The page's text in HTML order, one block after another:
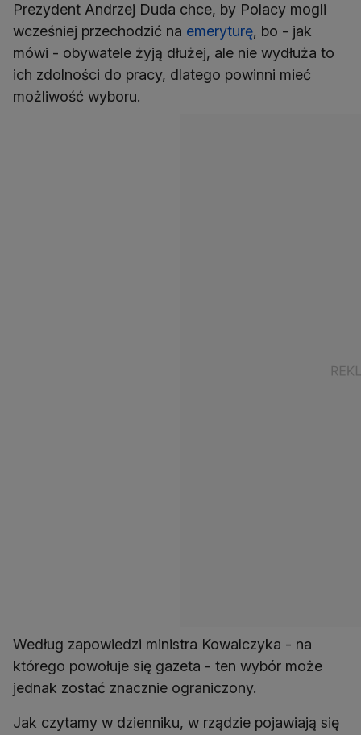
Prezydent Andrzej Duda chce, by Polacy mogli
wcześniej przechodzić na emeryturę, bo - jak
mówi - obywatele żyją dłużej, ale nie wydłuża to
ich zdolności do pracy, dlatego powinni mieć
możliwość wyboru.
Według zapowiedzi ministra Kowalczyka - na
którego powołuje się gazeta - ten wybór może
jednak zostać znacznie ograniczony.
Jak czytamy w dzienniku, w rządzie pojawiają się